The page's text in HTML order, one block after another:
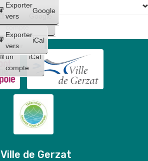
Créer
un
compte
Google
Créer
un
compte
iCal
Exporter
vers
Google
Exporter
vers
iCal
Ville de Gerzat